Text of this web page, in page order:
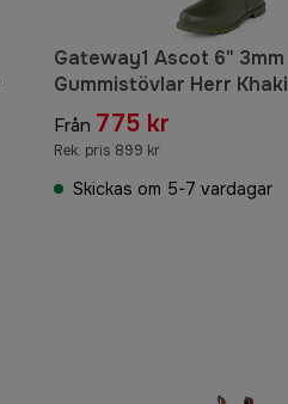
Gateway1 Ascot 6" 3mm
Gummistövlar Herr Khaki
Från 775 kr
Rek. pris 899 kr
Skickas om 5-7 vardagar